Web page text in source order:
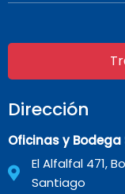
Dirección
Oficinas y
El Alfalfal 471,
Santiago